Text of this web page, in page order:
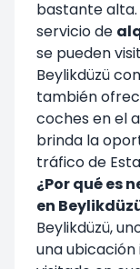
bastante
servicio de
se pueden
Beylikdüzü
también
coches en el
brinda la
tráfico de
¿Por qué es
en
Beylikdüzü,
una